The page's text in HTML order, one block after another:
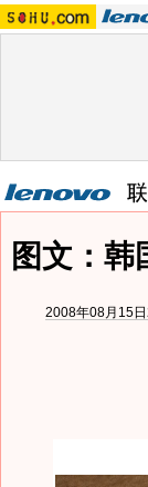
图文：韩
2008年08月15